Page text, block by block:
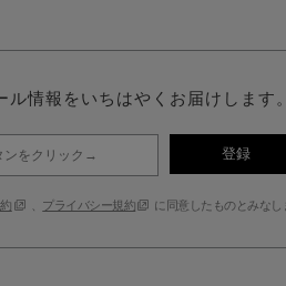
ル情報をいちはやくお届けします
登録
プライバシー規約 に同意したものとみなし